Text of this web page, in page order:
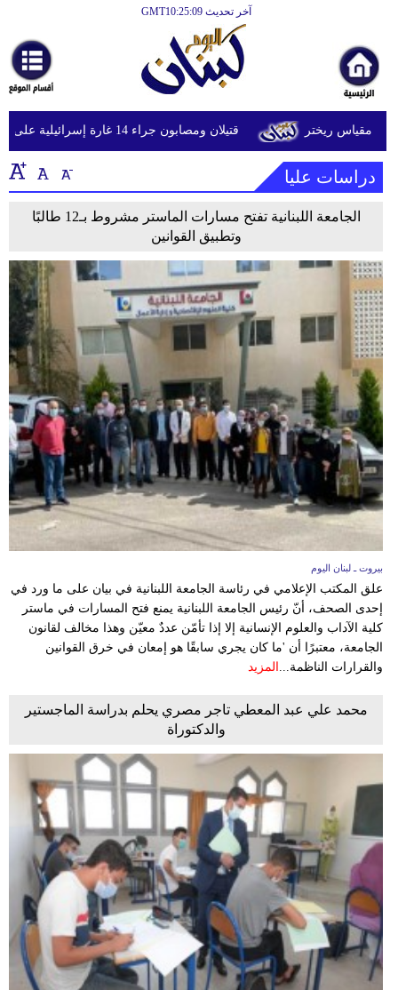
آخر تحديث GMT10:25:09
أخبارعاجلة
رياضة
ثقافة
إقتصاد
أزياء
صحة
وتغذية
سياحة
وسفر
ديكور
أخبار
إعلام
مرأة
علوم
مدوَّنات
فيديو
سيارات
قتيلان ومصابون جراء 14 غارة إسرائيلية على شرق وجنوب لبنان
دراسات عليا
الجامعة اللبنانية تفتح مسارات الماستر مشروط بـ12 طالبًا
وتطبيق القوانين
بيروت ـ لبنان اليوم
علق المكتب الإعلامي في رئاسة الجامعة اللبنانية في بيان على ما ورد في
إحدى الصحف، أنّ رئيس الجامعة اللبنانية يمنع فتح المسارات في ​ماستر
كلية الآداب​ والعلوم الإنسانية إلا إذا تأمّن عددٌ معيّن وهذا مخالف لقانون
الجامعة، معتبرًا أن 'ما كان يجري سابقًا هو إمعان في خرق القوانين
والقرارات الناظمة... المزيد
محمد علي عبد المعطي تاجر مصري يحلم بدراسة الماجستير
والدكتوراة